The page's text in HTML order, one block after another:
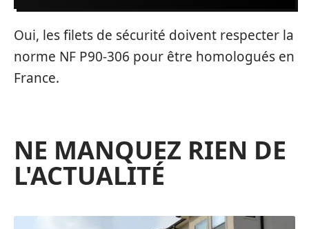
Oui, les filets de sécurité doivent respecter la
norme NF P90-306 pour être homologués en
France.
NE MANQUEZ RIEN DE
L'ACTUALITÉ